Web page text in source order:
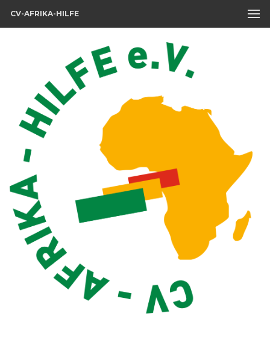
CV-AFRIKA-HILFE